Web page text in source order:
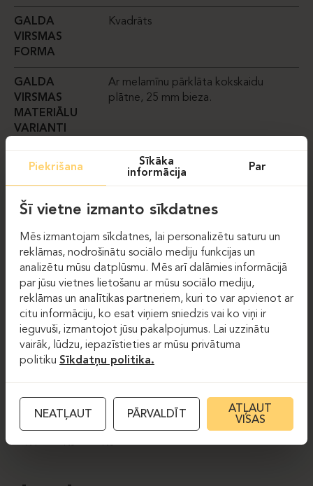
GALDA
VIRSMAS
FORMA
Kvadrāts
GALDA
VIRSMAS
MATERIĀLU
VARIANTI
Ar melamīnu pārklāta kokskaidu
plātne, 25 mm bieza.
TEHNISKĀ INFORMĀCIJA PAR
PRODUKTU
GALDA VIRSMAS KRĀSAS:
S1 S2 S3 S4 N1 N2 N3
Piekrišana
Sīkāka
informācija
Par
Šī vietne izmanto sīkdatnes
Mēs izmantojam sīkdatnes, lai personalizētu saturu un
reklāmas, nodrošinātu sociālo mediju funkcijas un
analizētu mūsu datplūsmu. Mēs arī dalāmies informācijā
par jūsu vietnes lietošanu ar mūsu sociālo mediju,
reklāmas un analītikas partneriem, kuri to var apvienot ar
citu informāciju, ko esat viņiem sniedzis vai ko viņi ir
ieguvuši, izmantojot jūsu pakalpojumus. Lai uzzinātu
vairāk, lūdzu, iepazīstieties ar mūsu privātuma
politiku Sīkdatņu politika.
NEATĻAUT PĀRVALDĪT
ATĻAUT
VISAS